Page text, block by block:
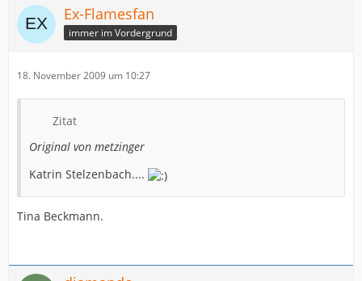
Ex-Flamesfan
immer im Vordergrund
18. November 2009 um 10:27
Zitat
Original von metzinger
Katrin Stelzenbach....
Tina Beckmann.